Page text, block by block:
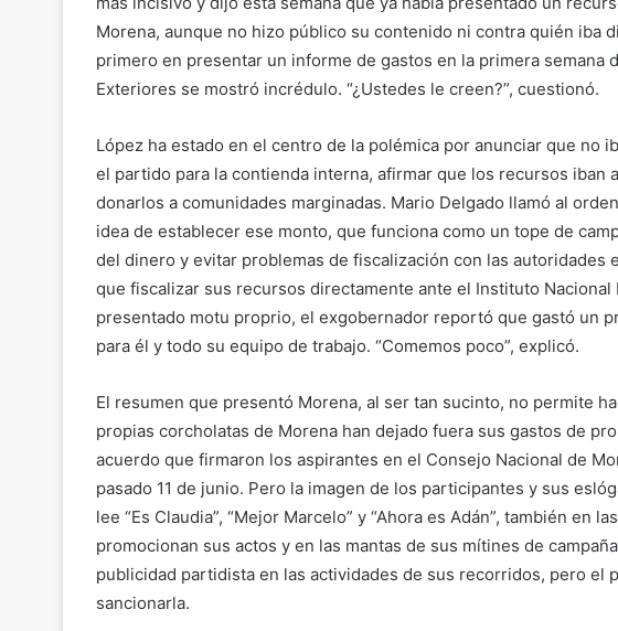
Morena, aunque no hizo público su contenido ni contra quién iba
primero en presentar un informe de gastos en la primera semana
Exteriores se mostró incrédulo. “¿Ustedes le creen?”, cuestionó.
López ha estado en el centro de la polémica por anunciar que no
el partido para la contienda interna, afirmar que los recursos iban
donarlos a comunidades marginadas. Mario Delgado llamó al
idea de establecer ese monto, que funciona como un tope de
del dinero y evitar problemas de fiscalización con las
que fiscalizar sus recursos directamente ante el Instituto Nacional
presentado motu proprio, el exgobernador reportó que gastó un
para él y todo su equipo de trabajo. “Comemos poco”, explicó.
El resumen que presentó Morena, al ser tan sucinto, no permite
propias corcholatas de Morena han dejado fuera sus gastos de
acuerdo que firmaron los aspirantes en el Consejo Nacional de
pasado 11 de junio. Pero la imagen de los participantes y sus
lee “Es Claudia”, “Mejor Marcelo” y “Ahora es Adán”, también en
promocionan sus actos y en las mantas de sus mítines de
publicidad partidista en las actividades de sus recorridos, pero el
sancionarla.